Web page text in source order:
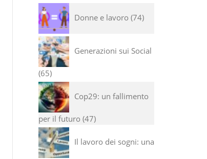
Donne e lavoro 74
Generazioni sui Social
65
Cop29: un fallimento
per il futuro 47
Il lavoro dei sogni: una